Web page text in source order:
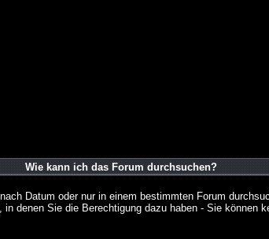
Wie kann ich das Forum durchsuchen?
Datum oder nur in einem bestimmten Forum
denen Sie die Berechtigung dazu haben - Sie können